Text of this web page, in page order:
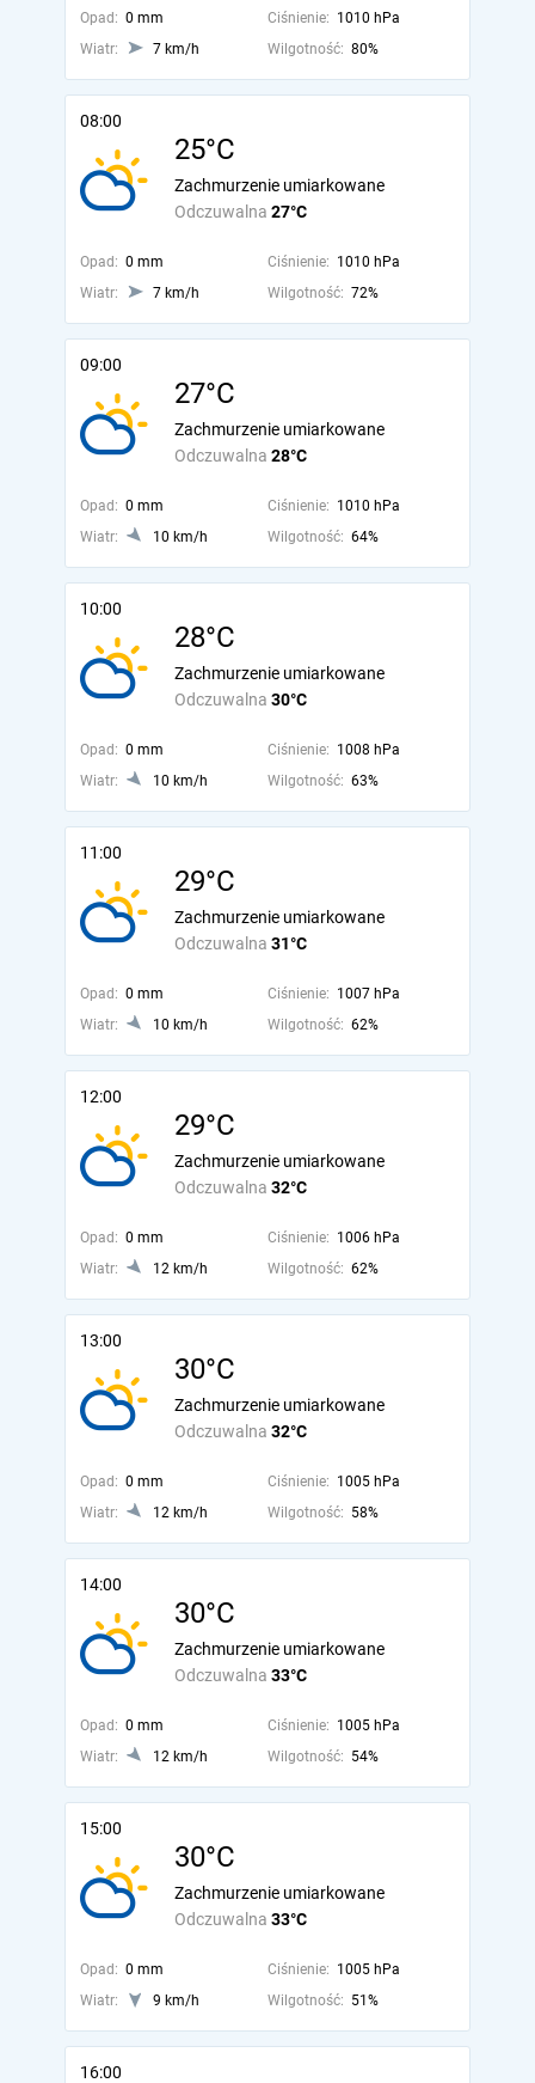
Opad: 0 mm Ciśnienie: 1010 hPa
Wiatr:
7 km/h Wilgotność: 80%
08:00
25°C
Odczuwalna 27°C
Zachmurzenie umiarkowane
Opad: 0 mm Ciśnienie: 1010 hPa
Wiatr:
7 km/h Wilgotność: 72%
09:00
27°C
Odczuwalna 28°C
Zachmurzenie umiarkowane
Opad: 0 mm Ciśnienie: 1010 hPa
Wiatr:
10 km/h Wilgotność: 64%
10:00
28°C
Odczuwalna 30°C
Zachmurzenie umiarkowane
Opad: 0 mm Ciśnienie: 1008 hPa
Wiatr:
10 km/h Wilgotność: 63%
11:00
29°C
Odczuwalna 31°C
Zachmurzenie umiarkowane
Opad: 0 mm Ciśnienie: 1007 hPa
Wiatr:
10 km/h Wilgotność: 62%
12:00
29°C
Odczuwalna 32°C
Zachmurzenie umiarkowane
Opad: 0 mm Ciśnienie: 1006 hPa
Wiatr:
12 km/h Wilgotność: 62%
13:00
30°C
Odczuwalna 32°C
Zachmurzenie umiarkowane
Opad: 0 mm Ciśnienie: 1005 hPa
Wiatr:
12 km/h Wilgotność: 58%
14:00
30°C
Odczuwalna 33°C
Zachmurzenie umiarkowane
Opad: 0 mm Ciśnienie: 1005 hPa
Wiatr:
12 km/h Wilgotność: 54%
15:00
30°C
Odczuwalna 33°C
Zachmurzenie umiarkowane
Opad: 0 mm Ciśnienie: 1005 hPa
Wiatr:
9 km/h Wilgotność: 51%
16:00